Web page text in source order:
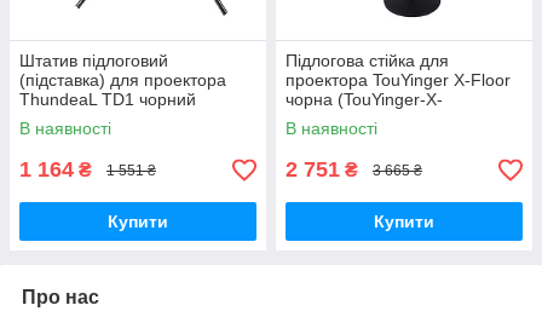
Штатив підлоговий
(підставка) для проектора
ThundeaL TD1 чорний
(ThundeaL-TD1_770)
В наявності
1 164 ₴ 1 551 ₴
Купити
Підлогова стійка для
проектора TouYinger X-Floor
чорна (TouYinger-X-
Floor_2250)
В наявності
2 751 ₴ 3 665 ₴
Купити
Про нас